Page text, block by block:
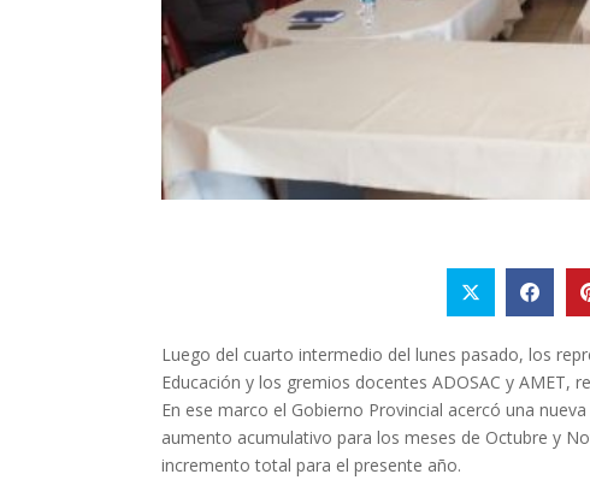
Luego del cuarto intermedio del lunes pasado, los
Educación y los gremios docentes ADOSAC y AMET,
En ese marco el Gobierno Provincial acercó una
aumento acumulativo para los meses de Octubre y
incremento total para el presente año.